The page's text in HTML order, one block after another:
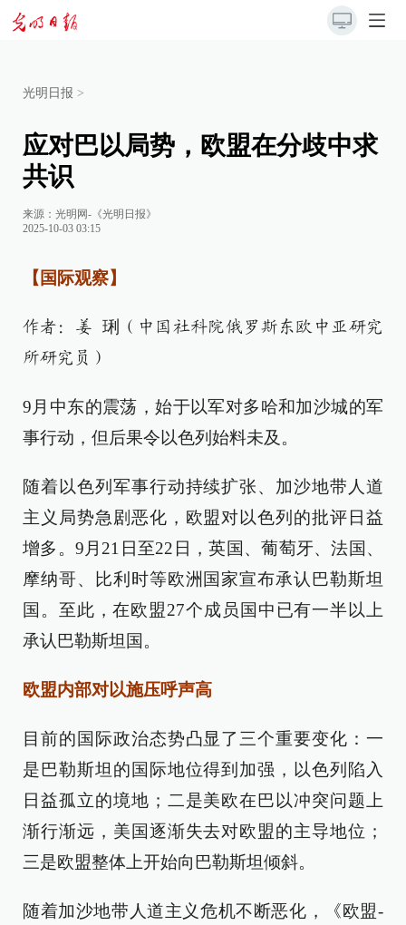
光明日报 >
应对巴以局势，欧盟在分歧中求
共识
来源： 光明网-《光明日报》
2025-10-03 03:15
【国际观察】
作者：姜 琍（中国社科院俄罗斯东欧中亚研究
所研究员）
9月中东的震荡，始于以军对多哈和加沙城的军
事行动，但后果令以色列始料未及。
随着以色列军事行动持续扩张、加沙地带人道
主义局势急剧恶化，欧盟对以色列的批评日益
增多。9月21日至22日，英国、葡萄牙、法国、
摩纳哥、比利时等欧洲国家宣布承认巴勒斯坦
国。至此，在欧盟27个成员国中已有一半以上
承认巴勒斯坦国。
欧盟内部对以施压呼声高
目前的国际政治态势凸显了三个重要变化：一
是巴勒斯坦的国际地位得到加强，以色列陷入
日益孤立的境地；二是美欧在巴以冲突问题上
渐行渐远，美国逐渐失去对欧盟的主导地位；
三是欧盟整体上开始向巴勒斯坦倾斜。
随着加沙地带人道主义危机不断恶化，《欧盟-